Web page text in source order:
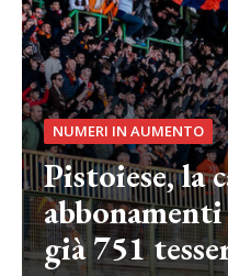
NUMERI IN AUMENTO
Pistoiese, la
già 751